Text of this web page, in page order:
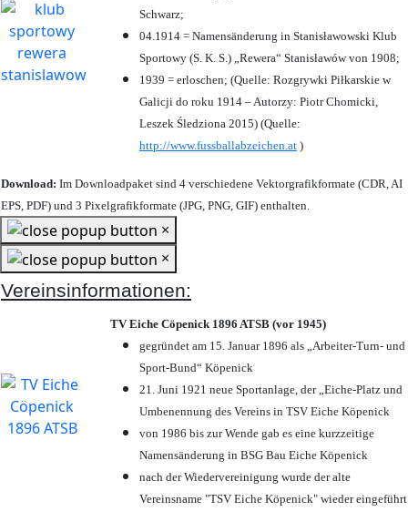
Schwarz;
04.1914 = Namensänderung in Stanisławowski Klub
Sportowy (S. K. S.) „Rewera“ Stanisławów von 1908;
1939 = erloschen; (Quelle: Rozgrywki Piłkarskie w
Galicji do roku 1914 – Autorzy: Piotr Chomicki,
Leszek Śledziona 2015) (Quelle:
http://www.fussballabzeichen.at )
Download: Im Downloadpaket sind 4 verschiedene Vektorgrafikformate (CDR, AI
EPS, PDF) und 3 Pixelgrafikformate (JPG, PNG, GIF) enthalten.
×
×
Vereinsinformationen:
TV Eiche Cöpenick 1896 ATSB (vor 1945)
gegründet am 15. Januar 1896 als „Arbeiter-Turn- und
Sport-Bund“ Köpenick
21. Juni 1921 neue Sportanlage, der „Eiche-Platz und
Umbenennung des Vereins in TSV Eiche Köpenick
von 1986 bis zur Wende gab es eine kurzzeitige
Namensänderung in BSG Bau Eiche Köpenick
nach der Wiedervereinigung wurde der alte
Vereinsname "TSV Eiche Köpenick" wieder eingeführt